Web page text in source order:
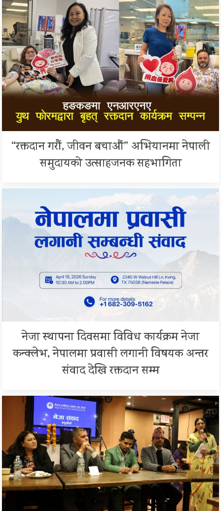
“रक्तदान गरौं, जीवन बचाऔं” अभियानमा नेपाली
समुदायको उत्साहजनक सहभागिता
नेजा स्थापना दिवसमा विविध कार्यक्रम नेजा
कन्क्लेभ, नेपालमा प्रवासी लगानी विषयक अन्तर
संवाद देखि रक्तदान सम्म